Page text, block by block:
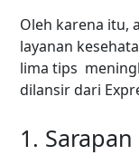
Oleh karena itu,
layanan
lima tips
dilansir dari
1.